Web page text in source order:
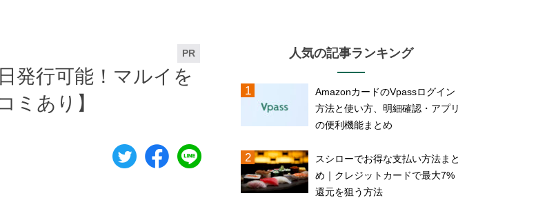
PR
発行可能！マルイを
ミあり】
人気の記事ランキング
AmazonカードのVpassログイン
方法と使い方、明細確認・アプリ
の便利機能まとめ
スシローでお得な支払い方法まと
め｜クレジットカードで最大7%
還元を狙う方法